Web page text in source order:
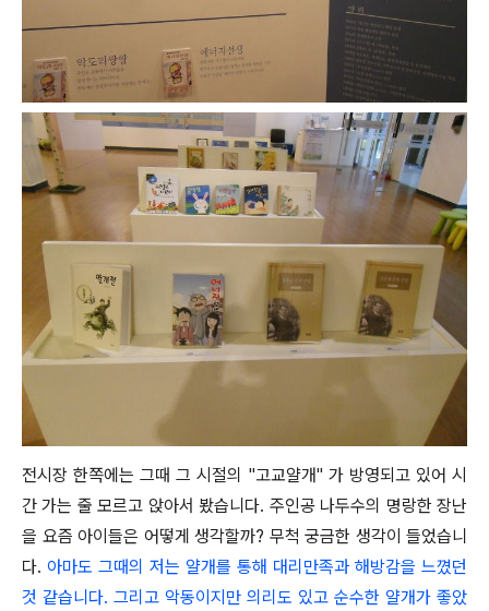
전시장 한쪽에는 그때 그 시절의 "고교얄개" 가 방영되고 있어 시
간 가는 줄 모르고 앉아서 봤습니다. 주인공 나두수의 명랑한 장난
을 요즘 아이들은 어떻게 생각할까? 무척 궁금한 생각이 들었습니
다. 아마도 그때의 저는 얄개를 통해 대리만족과 해방감을 느꼈던
것 같습니다. 그리고 악동이지만 의리도 있고 순수한 얄개가 좋았